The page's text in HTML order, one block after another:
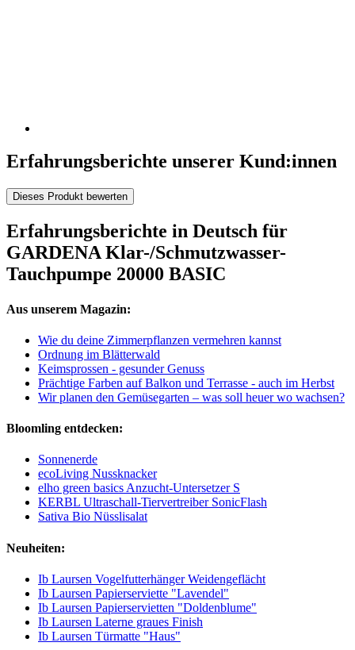
Erfahrungsberichte unserer Kund:innen
Dieses Produkt bewerten
Erfahrungsberichte in Deutsch für
GARDENA Klar-/Schmutzwasser-
Tauchpumpe 20000 BASIC
Aus unserem Magazin:
Wie du deine Zimmerpflanzen vermehren kannst
Ordnung im Blätterwald
Keimsprossen - gesunder Genuss
Prächtige Farben auf Balkon und Terrasse - auch im Herbst
Wir planen den Gemüsegarten – was soll heuer wo wachsen?
Bloomling entdecken:
Sonnenerde
ecoLiving Nussknacker
elho green basics Anzucht-Untersetzer S
KERBL Ultraschall-Tiervertreiber SonicFlash
Sativa Bio Nüsslisalat
Neuheiten:
Ib Laursen Vogelfutterhänger Weidengeflächt
Ib Laursen Papierserviette "Lavendel"
Ib Laursen Papierservietten "Doldenblume"
Ib Laursen Laterne graues Finish
Ib Laursen Türmatte "Haus"